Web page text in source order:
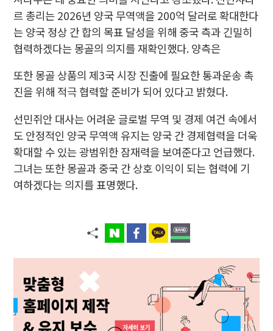
르 총리는 2026년 양국 무역액을 200억 달러로 확대한다
는 양국 정상 간 합의 목표 달성을 위해 중국 측과 긴밀히
협력하겠다는 몽골의 의지를 재확인했다. 양측은
또한 몽골 상품의 제3국 시장 진출에 필요한 통과운송 촉
진을 위해 적극 협력할 준비가 되어 있다고 밝혔다.
선민쥐안 대사는 어려운 글로벌 무역 및 경제 여건 속에서
도 안정적인 양국 무역액 유지는 양국 간 경제협력을 더욱
확대할 수 있는 광범위한 잠재력을 보여준다고 언급했다.
그녀는 또한 몽골과 중국 간 상호 이익이 되는 협력에 기
여하겠다는 의지를 표명했다.